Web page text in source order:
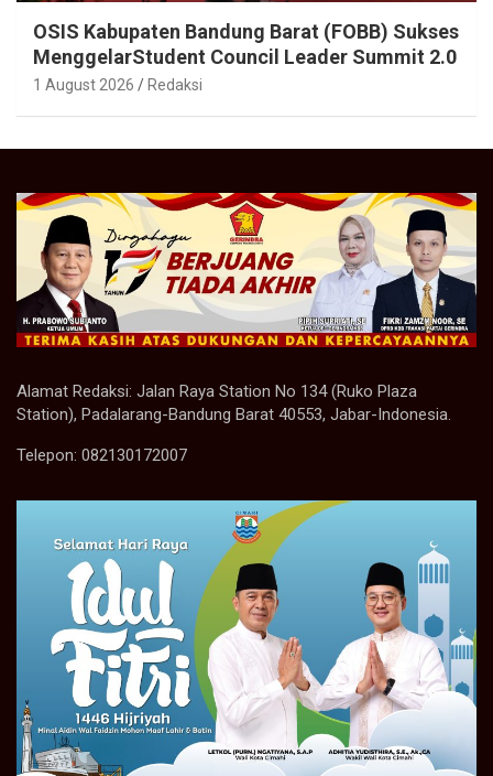
OSIS Kabupaten Bandung Barat (FOBB) Sukses
MenggelarStudent Council Leader Summit 2.0
1 August 2026 Redaksi
Alamat Redaksi: Jalan Raya Station No 134 (Ruko Plaza
Station), Padalarang-Bandung Barat 40553, Jabar-Indonesia.
Telepon: 082130172007